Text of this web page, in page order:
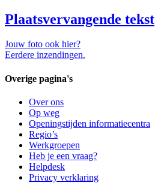
Plaatsvervangende tekst
Jouw foto ook hier?
Eerdere inzendingen.
Overige pagina's
Over ons
Op weg
Openingstijden informatiecentra
Regio’s
Werkgroepen
Heb je een vraag?
Helpdesk
Privacy verklaring